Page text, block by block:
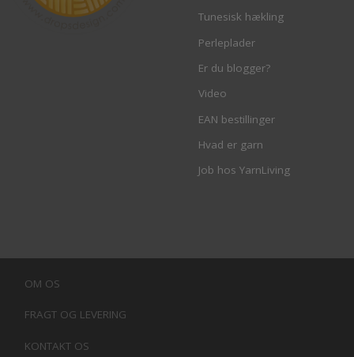
Tunesisk hækling
Perleplader
Er du blogger?
Video
EAN bestillinger
Hvad er garn
Job hos YarnLiving
OM OS
FRAGT OG LEVERING
KONTAKT OS